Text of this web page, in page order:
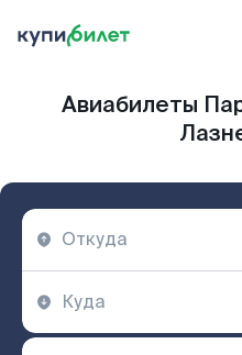
Авиабилеты